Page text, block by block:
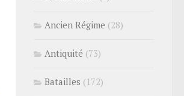
Ancien Régime (28)
Antiquité (73)
Batailles (172)